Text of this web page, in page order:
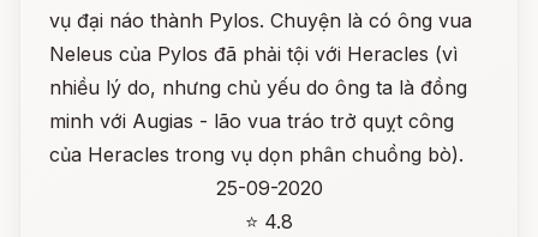
vụ đại náo thành Pylos. Chuyện là có ông vua
Neleus của Pylos đã phải tội với Heracles (vì
nhiều lý do, nhưng chủ yếu do ông ta là đồng
minh với Augias - lão vua tráo trở quỵt công
của Heracles trong vụ dọn phân chuồng bò).
25-09-2020
⭐ 4.8